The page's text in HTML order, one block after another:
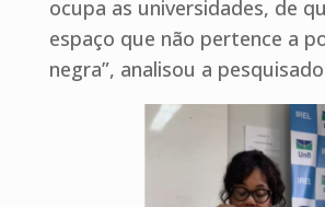
ocupa as universidades, de
espaço que não pertence a
negra”, analisou a